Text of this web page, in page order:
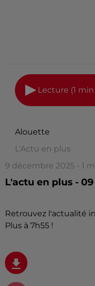
Lecture (1 min
Alouette
L'Actu en plus
9 décembre 2025 - 1
L'actu en plus -
Retrouvez l'actualité
Plus à 7h55 !